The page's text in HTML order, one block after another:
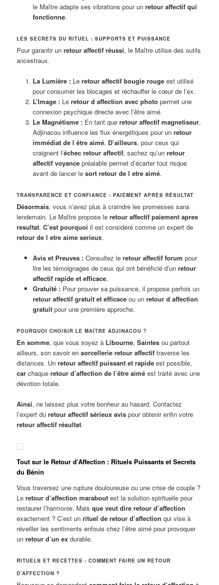
le Maître adapte ses vibrations pour un retour affectif qui
fonctionne.
LES SECRETS DU RITUEL : SUPPORTS ET PUISSANCE
Pour garantir unretour affectif réussi, le Maître utilise des outils
ancestraux.
La Lumière :Le retour affectif bougie rougeest utilisé
pour consumer les blocages et réchauffer le cœur de l’ex.
L’Image :Le retour d affection avec photopermet une
connexion psychique directe avec l’être aimé.
Le Magnétisme :En tant que retour affectif magnetiseur,
Adjinacou influence les flux énergétiques pour un retour
immédiat de l être aimé. D’ailleurs, pour ceux qui
craignent l’échec retour affectif, sachez qu’un retour
affectif voyancepréalable permet d’écarter tout risque
avant de lancer le sort retour de l etre aimé.
TRANSPARENCE ET CONFIANCE : PAIEMENT APRÈS RÉSULTAT
Désormais, vous n’avez plus à craindre les promesses sans
lendemain. Le Maître propose leretour affectif paiement apres
resultat.C’est pourquoi il est considéré comme un expert de
retour de l etre aime serieux.
Avis et Preuves :Consultez le retour affectif forum pour
lire les témoignages de ceux qui ont bénéficié d’un retour
affectif rapide et efficace.
Gratuité :Pour prouver sa puissance, il propose parfois un
retour affectif gratuit et efficaceou un retour d affection
gratuitpour une première approche.
POURQUOI CHOISIR LE MAÎTRE ADJINACOU ?
En somme, que vous soyez à Libourne,Saintes ou partout
ailleurs, son savoir ensorcellerie retour affectif traverse les
distances. Unretour affectif puissant et rapide est possible,
car chaqueretour d’affection de l’être aimé est traité avec une
dévotion totale.
Ainsi, ne laissez plus votre bonheur au hasard. Contactez
l’expert duretour affectif sérieux avis pour obtenir enfin votre
retour affectif résultat.
Tout sur le Retour d’Affection : Rituels Puissants et Secrets
du Bénin
Vous traversez une rupture douloureuse ou une crise de couple ?
Leretour d’affection marabout est la solution spirituelle pour
restaurer l’harmonie. Maisque veut dire retour d’affection
exactement ? C’est unrituel de retour d’affection qui vise à
réveiller les sentiments enfouis chez l’être aimé pour provoquer
unretour d’un ex durable.
RITUELS ET RECETTES : COMMENT FAIRE UN RETOUR
D’AFFECTION ?